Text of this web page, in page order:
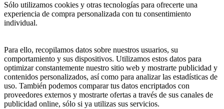
Sólo utilizamos cookies y otras tecnologías para ofrecerte una
experiencia de compra personalizada con tu consentimiento
individual.
Para ello, recopilamos datos sobre nuestros usuarios, su
comportamiento y sus dispositivos. Utilizamos estos datos para
optimizar constantemente nuestro sitio web y mostrarte publicidad y
contenidos personalizados, así como para analizar las estadísticas de
uso. También podemos comparar tus datos encriptados con
proveedores externos y mostrarte ofertas a través de sus canales de
publicidad online, sólo si ya utilizas sus servicios.